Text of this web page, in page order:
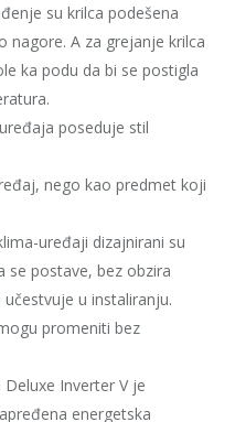
su krilca podešena
nagore. A za grejanje krilca
ka podu da bi se postigla
poseduje stil
nego kao predmet koji
uređaji dizajnirani su
se postave, bez obzira
u instaliranju.
promeniti bez
Inverter V je
energetska